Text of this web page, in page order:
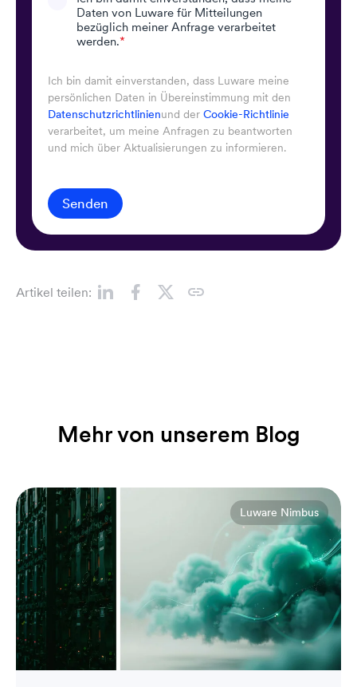
Daten von Luware für Mitteilungen
bezüglich meiner Anfrage verarbeitet
werden.*
Ich bin damit einverstanden, dass Luware meine
persönlichen Daten in Übereinstimmung mit den
Datenschutzrichtlinienund der Cookie-Richtlinie
verarbeitet, um meine Anfragen zu beantworten
und mich über Aktualisierungen zu informieren.
Senden
Artikel teilen:
Mehr von unserem Blog
Luware Nimbus